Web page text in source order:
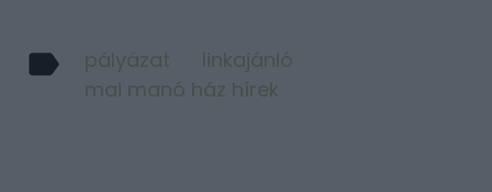
pályázat
linkajánló
mai manó ház hírek